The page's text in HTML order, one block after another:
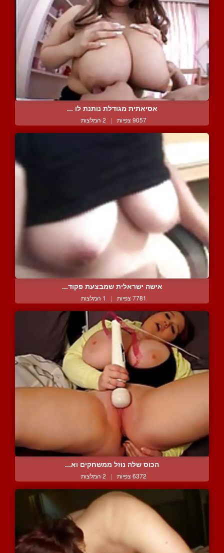
אסיאתית מגודלת נותנת לו ...
9057 צפיות | 2 המלצות
אישה ישראלית שמבצעת פקוד...
7781 צפיות | 1 המלצות
הכוס שלה נוזל ממשחקים וא...
6372 צפיות | 2 המלצות